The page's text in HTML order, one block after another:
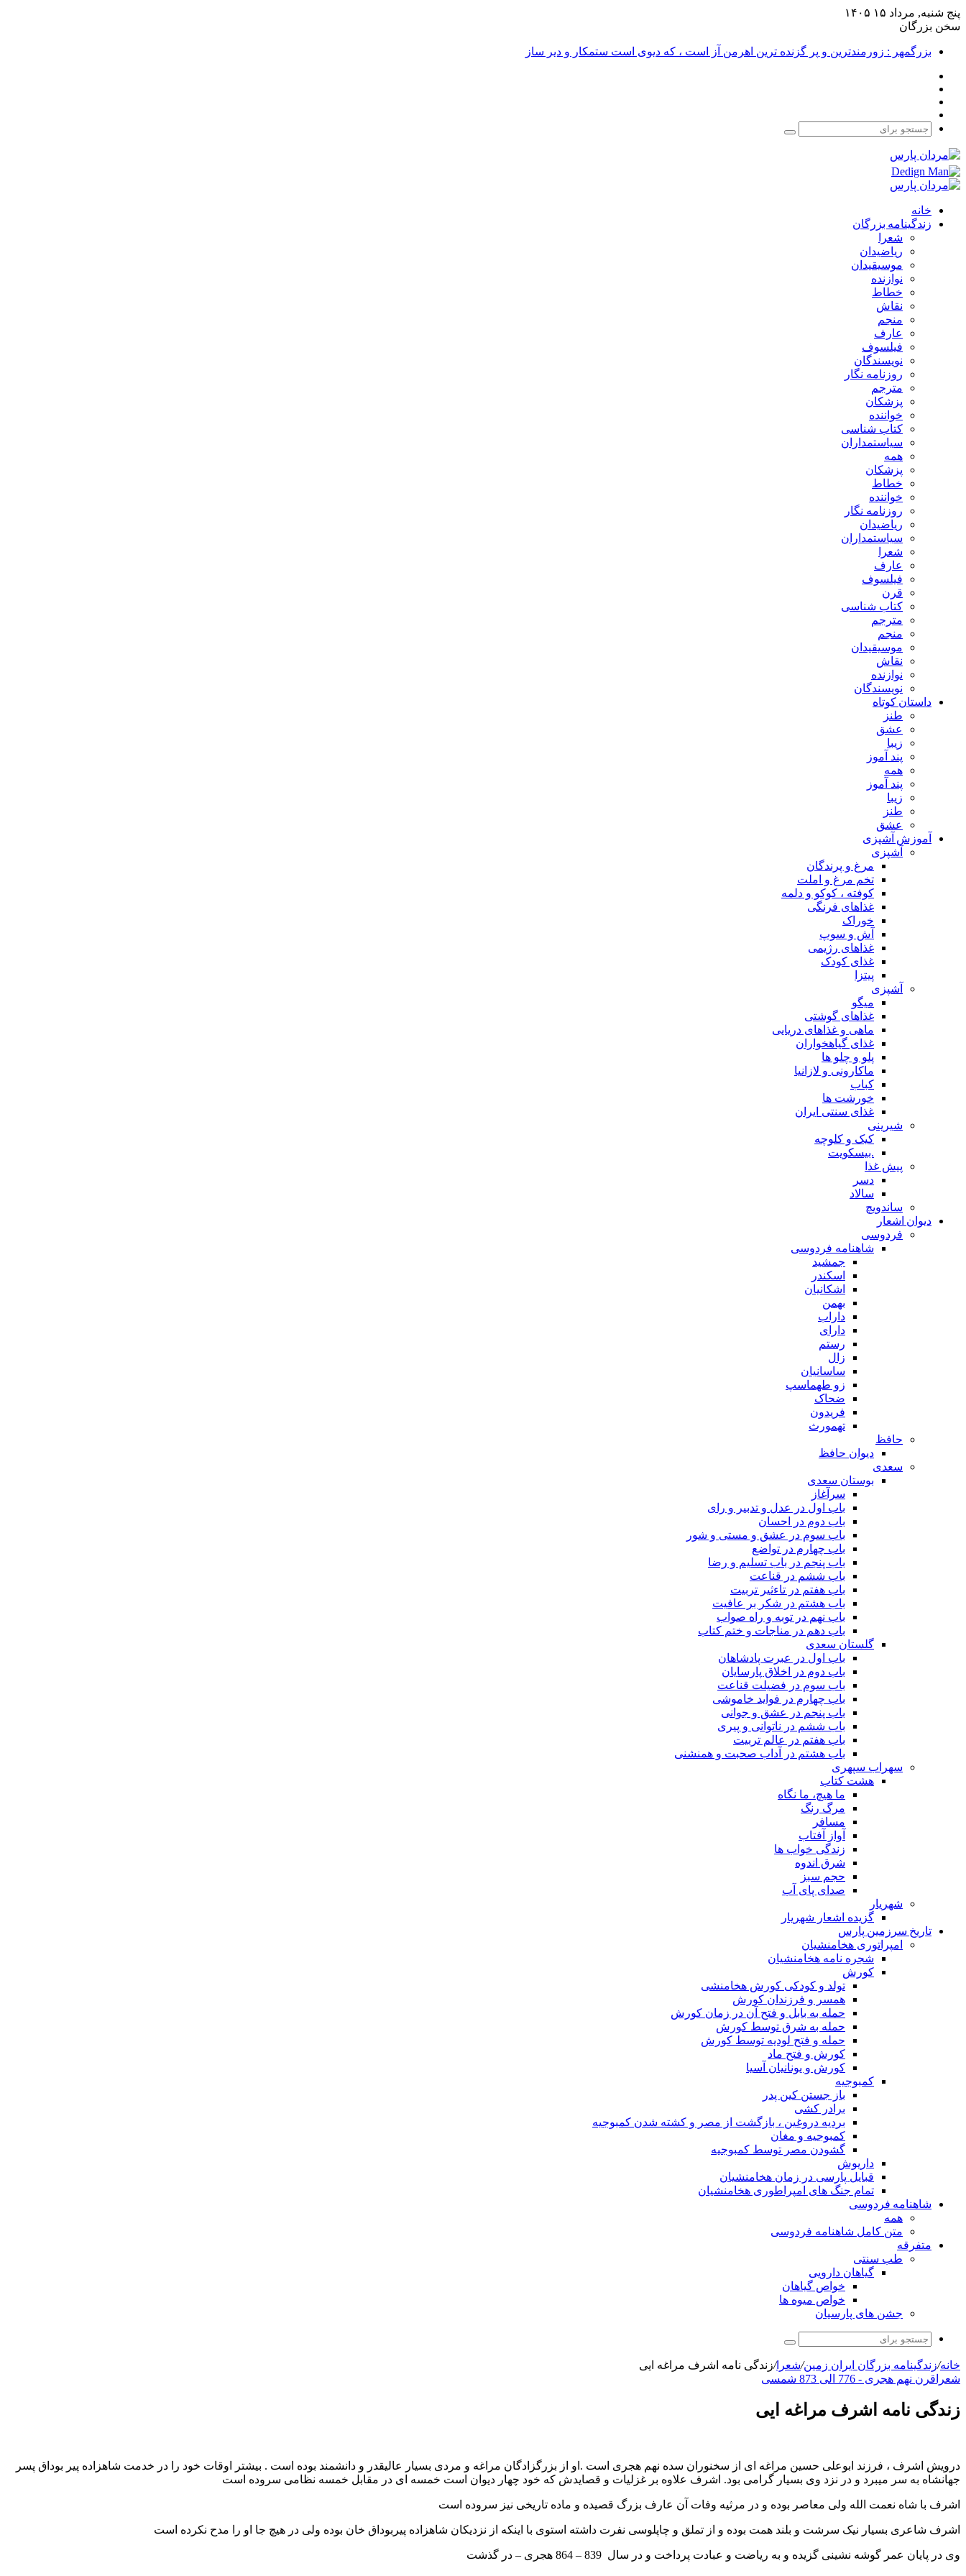
پنج شنبه, مرداد ۱۵ ۱۴۰۵
سخن بزرگان
بزرگمهر : زورمندترین و پر گزنده ترین اهرمن آز است ، که دیوی است ستمکار و دیر ساز
جستجو
خانه
زندگینامه بزرگان
شعرا
ریاضیدان
موسیقیدان
نوازنده
خطاط
نقاش
منجم
عارف
فیلسوف
نویسندگان
روزنامه نگار
مترجم
پزشکان
خواننده
کتاب شناسی
سیاستمداران
همه
پزشکان
خطاط
خواننده
روزنامه نگار
ریاضیدان
سیاستمداران
شعرا
عارف
فیلسوف
قرن
کتاب شناسی
مترجم
منجم
موسیقیدان
نقاش
نوازنده
نویسندگان
داستان کوتاه
طنز
عشق
زیبا
پند آموز
همه
پند آموز
زیبا
طنز
عشق
آموزش آشپزی
آشپزی
مرغ و پرندگان
تخم مرغ و املت
کوفته ، کوکو و دلمه
غذاهای فرنگی
خوراک
آش و سوپ
غذاهای رژیمی
غذای کودک
پیتزا
آشپزی
میگو
غذاهای گوشتی
ماهی و غذاهای دریایی
غذای گیاهخواران
پلو و چلو ها
ماکارونی و لازانیا
کباب
خورشت ها
غذای سنتی ایران
شیرینی
کیک و کلوچه
.بیسکویت
پیش غذا
دسر
سالاد
ساندویچ
دیوان اشعار
فردوسی
شاهنامه فردوسی
جمشید
اسکندر
اشکانیان
بهمن
داراب
دارای
رستم
زال
ساسانیان
زو طهماسپ‏
ضحاک
فریدون
تهمورث
حافظ
دیوان حافظ
سعدی
بوستان سعدی
سرآغاز
باب اول در عدل و تدبیر و رای
باب دوم در احسان
باب سوم در عشق و مستی و شور
باب چهارم در تواضع
باب پنجم در باب تسلیم و رضا
باب ششم در قناعت
باب هفتم در تاءثیر تربیت
باب هشتم در شکر بر عافیت
باب نهم در توبه و راه صواب
باب دهم در مناجات و ختم کتاب
گلستان سعدی
باب اول در عبرت پادشاهان
باب دوم در اخلاق پارسایان
باب سوم در فضیلت قناعت
باب چهارم در فواید خاموشى
باب پنجم در عشق و جوانى
باب ششم در ناتوانى و پیرى
باب هفتم در عالم تربیت
باب هشتم در آداب صحبت و همنشنى
سهراب سپهری
هشت کتاب
ما هیچ، ما نگاه
مرگ رنگ
مسافر
آواز آفتاب
زندگی خواب ها
شرق اندوه
حجم سبز
صدای پای آب
شهریار
گزیده اشعار شهریار
تاریخ سرزمین پارس
امپراتوری هخامنشیان
شجره نامه هخامنشیان
کورش
تولد و کودکی کورش هخامنشی
همسر و فرزندان کورش
حمله به بابل و فتح آن در زمان کورش
حمله به شرق توسط کورش
حمله و فتح لودیه توسط کورش
کورش و فتح ماد
کورش و یونانیان آسیا
کمبوجیه
باز جستن کین پدر
برادر کشی
بردیه دروغین ، بازگشت از مصر و کشته شدن کمبوجیه
کمبوجیه و مغان
گشودن مصر توسط کمبوجیه
داریوش
قبایل پارسی در زمان هخامنشیان
تمام جنگ های امپراطوری هخامنشیان
شاهنامه فردوسی
همه
متن کامل شاهنامه فردوسی
متفرقه
طب سنتی
گیاهان دارویی
خواص گیاهان
خواص میوه ها
جشن های پارسیان
جستجو
برای
خانه/زندگینامه بزرگان ایران زمین/شعرا/زندگی نامه اشرف مراغه ایی
شعرا قرن نهم هجری - 776 الی 873 شمسی
زندگی نامه اشرف مراغه ایی
درویش اشرف ، فرزند ابوعلی حسین مراغه ای از سخنوران سده نهم هجری است .او از بزرگزادگان مراغه و مردی بسیار عالیقدر و دانشمند بوده است . بیشتر اوقات خود را در خدمت شاهزاده پیر بوداق پسر
جهانشاه به سر میبرد و در نزد وی بسیار گرامی بود. اشرف علاوه بر غزلیات و قصایدش که خود چهار دیوان است خمسه ای در مقابل خمسه نظامی سروده است
اشرف با شاه نعمت الله ولی معاصر بوده و در مرثیه وفات آن عارف بزرگ قصیده و ماده تاریخی نیز سروده است
اشرف شاعری بسیار نیک سرشت و بلند همت بوده و از تملق و چاپلوسی نفرت داشته استوی با اینکه از نزدیکان شاهزاده پیربوداق خان بوده ولی در هیچ جا او را مدح نکرده است
وی در پایان عمر گوشه نشینی گزیده و به ریاضت و عبادت پرداخت و در سال 839 – 864 هجری – در گذشت